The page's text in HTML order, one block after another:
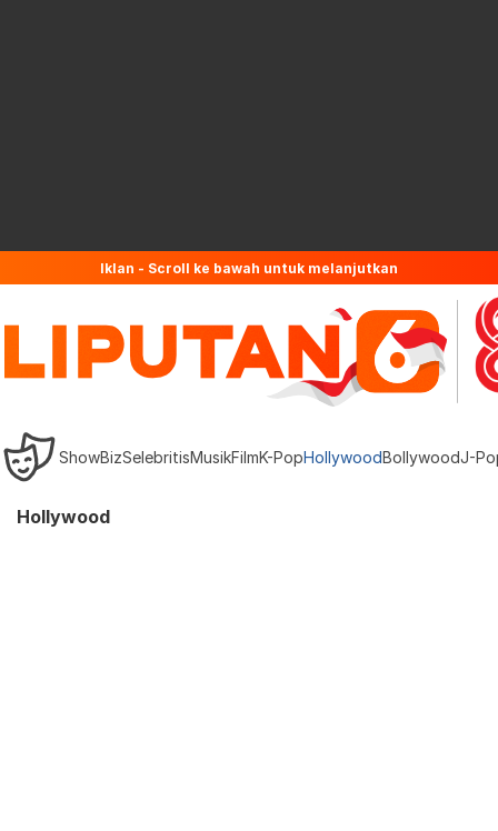
Iklan - Scroll ke bawah untuk melanjutkan
ShowBizSelebritisMusikFilmK-PopHollywoodBollywoodJ-
Hollywood